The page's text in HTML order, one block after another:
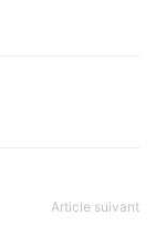
Article suivant